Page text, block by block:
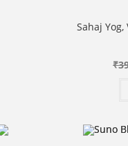
Sahaj Yog,
₹